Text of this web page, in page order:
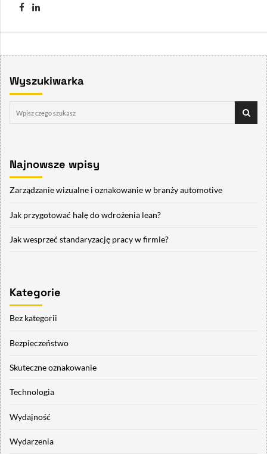
Wyszukiwarka
Najnowsze wpisy
Zarządzanie wizualne i oznakowanie w branży automotive
Jak przygotować halę do wdrożenia lean?
Jak wesprzeć standaryzację pracy w firmie?
Kategorie
Bez kategorii
Bezpieczeństwo
Skuteczne oznakowanie
Technologia
Wydajność
Wydarzenia